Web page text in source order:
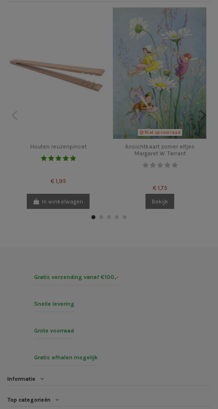
Houten reuzenpincet
€ 1,95
In winkelwagen
Niet op voorraad
Ansichtkaart zomer elfjes
Margaret W. Tarrant
€ 1,75
Bekijk
Gratis verzending vanaf €100,-
Snelle levering
Grote voorraad
Gratis afhalen mogelijk
Informatie
Top categorieën